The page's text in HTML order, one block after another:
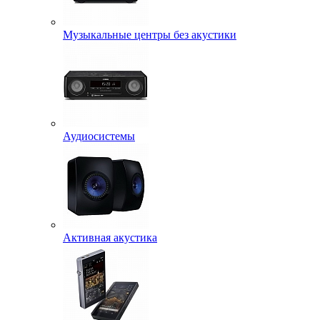
Музыкальные центры без акустики
Аудиосистемы
Активная акустика